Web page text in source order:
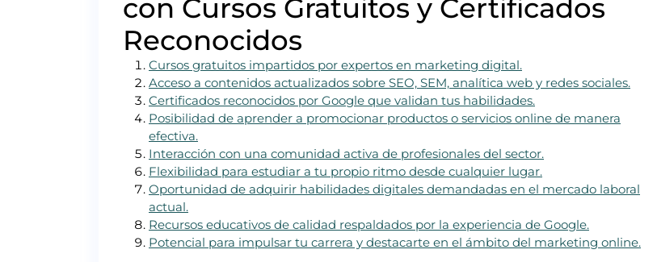
con Cursos Gratuitos y Certificados
Reconocidos
Cursos gratuitos impartidos por expertos en marketing digital.
Acceso a contenidos actualizados sobre SEO, SEM, analítica web y redes sociales.
Certificados reconocidos por Google que validan tus habilidades.
Posibilidad de aprender a promocionar productos o servicios online de manera
efectiva.
Interacción con una comunidad activa de profesionales del sector.
Flexibilidad para estudiar a tu propio ritmo desde cualquier lugar.
Oportunidad de adquirir habilidades digitales demandadas en el mercado laboral
actual.
Recursos educativos de calidad respaldados por la experiencia de Google.
Potencial para impulsar tu carrera y destacarte en el ámbito del marketing online.